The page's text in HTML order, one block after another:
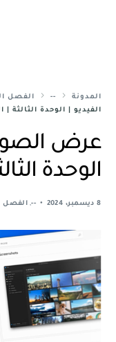
المدونة -- الفصل
الفيديو | الوحدة الثالثة |
عرض الصور
الوحدة
8 ديسمبر، 2024 --
, الفصل